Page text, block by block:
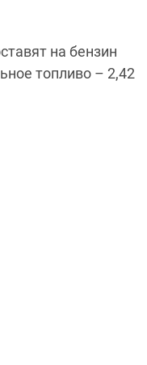
на бензин
топливо – 2,42